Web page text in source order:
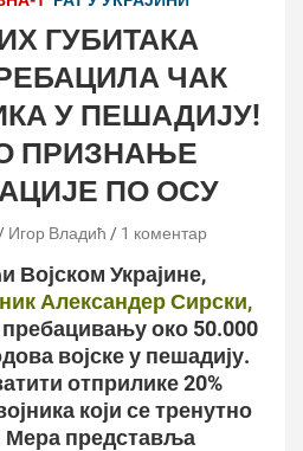
ГУБИТАКА
ЧАК
У ПЕШАДИЈУ!
ПРИЗНАЊЕ
ПО ОСУ
Игор Владић 1 коментар
Војском Украјине,
Александер Сирски,
пребацивању око 50.000
војске у пешадију.
отприлике 20%
који се тренутно
Мера представља